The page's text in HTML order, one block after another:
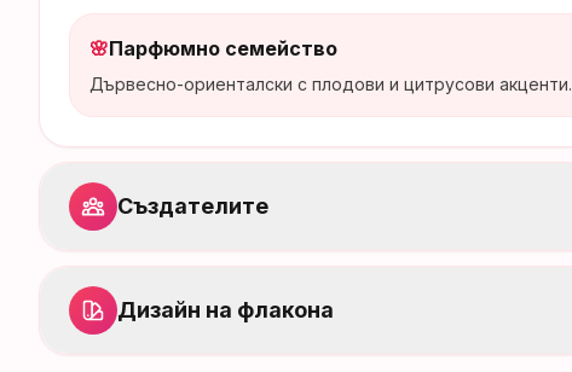
🌸Парфюмно семейство
Дървесно-ориенталски с плодови и цитрусови акценти.
Създателите
Дизайн на флакона